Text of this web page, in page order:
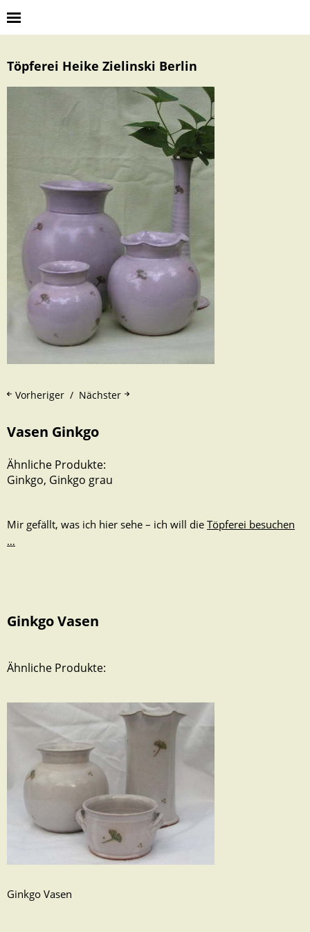
Töpferei Heike Zielinski Berlin
Nächster
Vorheriger
Vasen Ginkgo
Ähnliche Produkte:
Ginkgo, Ginkgo grau
Mir gefällt, was ich hier sehe – ich will die Töpferei besuchen
…
Ginkgo Vasen
Ähnliche Produkte:
Ginkgo Vasen